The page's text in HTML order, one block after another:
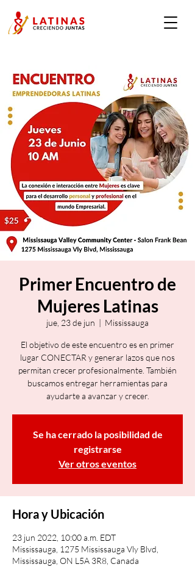
Primer Encuentro de
Mujeres Latinas
jue, 23 de jun
  |
Mississauga
El objetivo de este encuentro es en primer
lugar CONECTAR y generar lazos que nos
permitan crecer profesionalmente. También
buscamos entregar herramientas para
ayudarte a avanzar y crecer.
Se ha cerrado la posibilidad de
registrarse
Ver otros eventos
Hora y Ubicación
23 jun 2022, 10:00 a.m. EDT
Mississauga, 1275 Mississauga Vly Blvd,
Mississauga, ON L5A 3R8, Canada